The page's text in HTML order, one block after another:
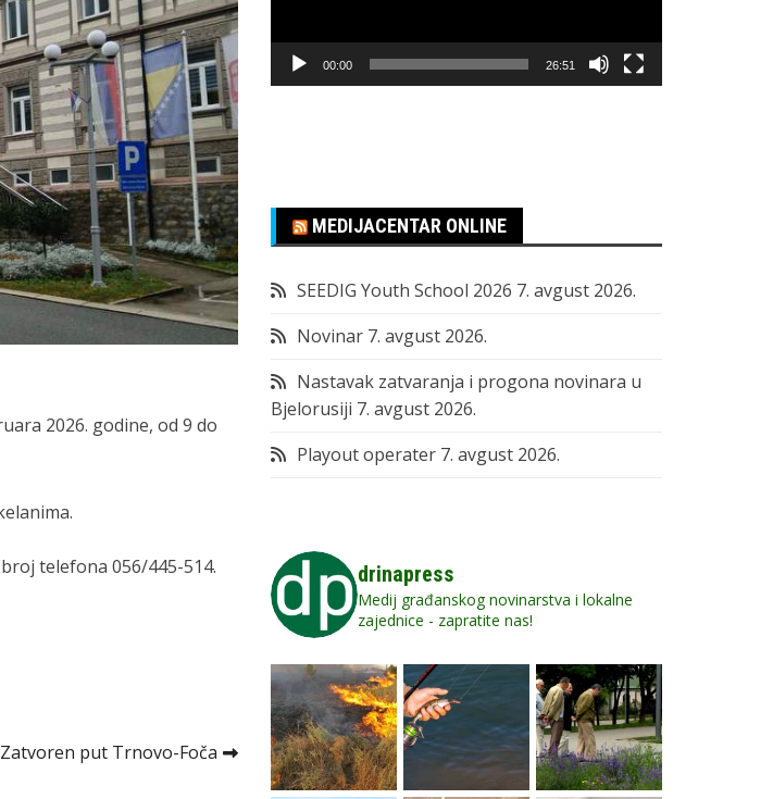
2026. godine, od 9 do
telefona 056/445-514.
Zatvoren put Trnovo-Foča
00:00 26:51
MEDIJACENTAR ONLINE
SEEDIG Youth School 2026 7. avgust 2026.
Novinar 7. avgust 2026.
Nastavak zatvaranja i progona novinara u
Bjelorusiji 7. avgust 2026.
Playout operater 7. avgust 2026.
drinapress
Medij građanskog novinarstva i lokalne
zajednice - zapratite nas!